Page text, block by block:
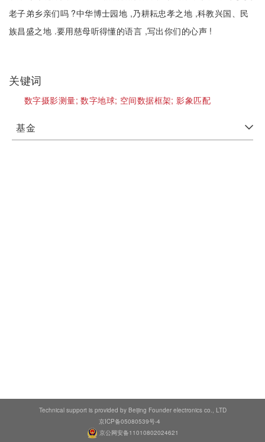
老子弟乡亲们吗 ?中华博士园地 ,乃耕耘忠孝之地 ,科教兴国、民
族昌盛之地 .要用慈母听得懂的语言 ,写出你们的心声 !
关键词
数字摄影测量;数字地球; 空间数据框架;影象匹配
基金
Technical support is provided by Beijing Founder electronics co., LTD
京ICP备05080539号-4
京公网安备11010802024621